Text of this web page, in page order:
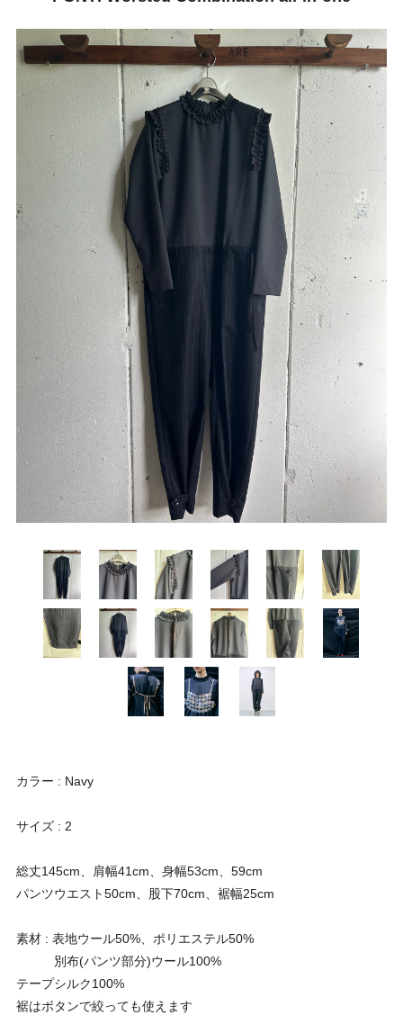
カラー : Navy
サイズ : 2
総丈145cm、肩幅41cm、身幅53cm、59cm
パンツウエスト50cm、股下70cm、裾幅25cm
素材 : 表地ウール50%、ポリエステル50%
別布(パンツ部分)ウール100%
テープシルク100%
裾はボタンで絞っても使えます